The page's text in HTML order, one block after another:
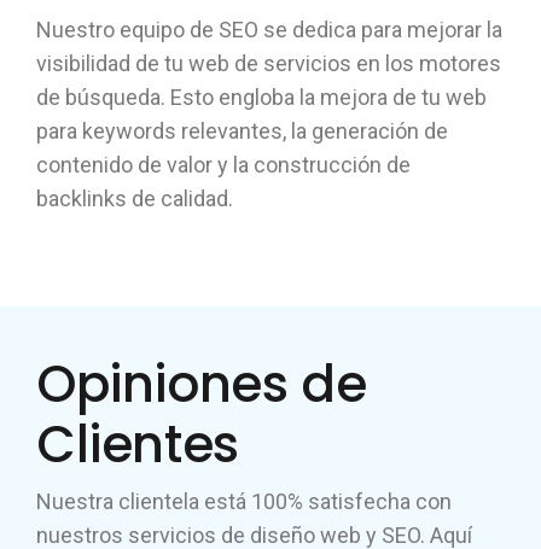
Nuestro equipo de SEO se dedica para mejorar la
visibilidad de tu web de servicios en los motores
de búsqueda. Esto engloba la mejora de tu web
para keywords relevantes, la generación de
contenido de valor y la construcción de
backlinks de calidad.
Opiniones de
Clientes
Nuestra clientela está 100% satisfecha con
nuestros servicios de diseño web y SEO. Aquí